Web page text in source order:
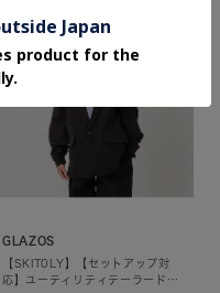
GLAZOS
【SKIT0LY】【セットアップ対
応】ユーティリティテーラードジ